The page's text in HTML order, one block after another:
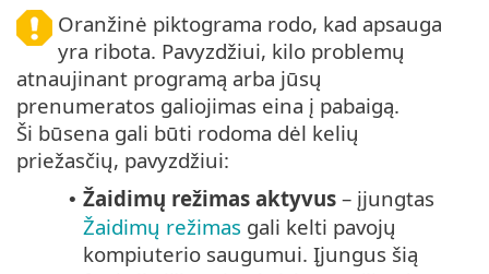
Oranžinė piktograma rodo, kad apsauga
yra ribota. Pavyzdžiui, kilo problemų
atnaujinant programą arba jūsų
prenumeratos galiojimas eina į pabaigą.
Ši būsena gali būti rodoma dėl kelių
priežasčių, pavyzdžiui:
• Žaidimų režimas aktyvus – įjungtas
Žaidimų režimas gali kelti pavojų
kompiuterio saugumui. Įjungus šią